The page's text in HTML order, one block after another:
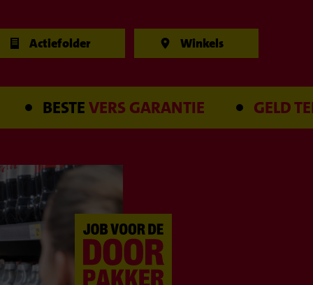
Actiefolder Winkels
BESTEVERS GARANTIE GELD TERUG